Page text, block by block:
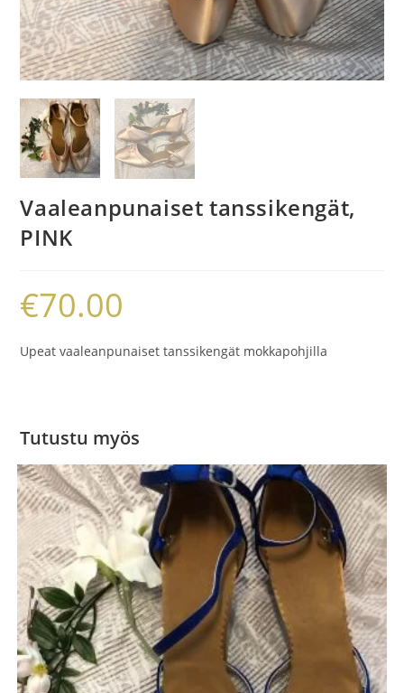
Vaaleanpunaiset tanssikengät,
PINK
€70.00
Upeat vaaleanpunaiset tanssikengät mokkapohjilla
Tutustu myös